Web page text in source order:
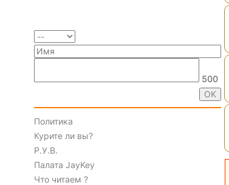
500
Политика
Курите ли вы?
Р.У.В.
Палата JayKey
Что читаем ?